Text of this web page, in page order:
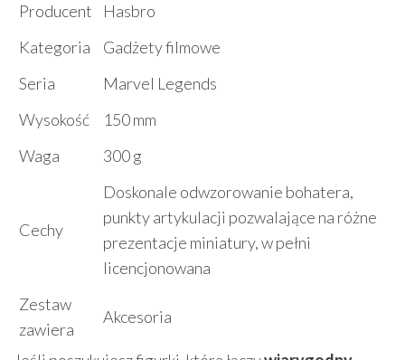
Producent
Hasbro
Kategoria
Gadżety filmowe
Seria
Marvel Legends
Wysokość
150 mm
Waga
300 g
Cechy
Doskonale odwzorowanie bohatera,
punkty artykulacji pozwalające na różne
prezentacje miniatury, w pełni
licencjonowana
Zestaw
zawiera
Akcesoria